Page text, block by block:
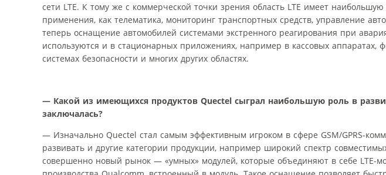
сети LTE. К тому же с коммерческой точки зрения область LTE имеет
применения, как телематика, мониторинг транспортных средств, управление
теперь оснащение автомобилей системами экстренного реагирования при
используются и в стационарных приложениях, например в кассовых аппаратах,
системах безопасности и многих других областях.
— Какой из имеющихся продуктов Quectel сыграл наибольшую роль в
заключалась?
— Изначально Quectel стал самым эффективным игроком в сфере GSM/GPRS-
развивать и другие категории продукции, например широкий спектр
совершенно новый рынок — «умных» модулей, которые объединяют в себе LTE-